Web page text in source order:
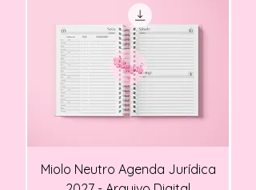
Miolo Neutro Agenda Jurídica